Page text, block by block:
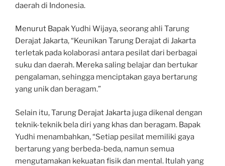
daerah di Indonesia.
Menurut Bapak Yudhi Wijaya, seorang ahli Tarung
Derajat Jakarta, “Keunikan Tarung Derajat di Jakarta
terletak pada kolaborasi antara pesilat dari berbagai
suku dan daerah. Mereka saling belajar dan bertukar
pengalaman, sehingga menciptakan gaya bertarung
yang unik dan beragam.”
Selain itu, Tarung Derajat Jakarta juga dikenal dengan
teknik-teknik bela diri yang khas dan beragam. Bapak
Yudhi menambahkan, “Setiap pesilat memiliki gaya
bertarung yang berbeda-beda, namun semua
mengutamakan kekuatan fisik dan mental. Itulah yang